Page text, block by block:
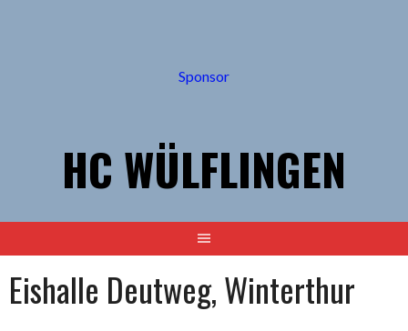
Sponsor
HC WÜLFLINGEN
Eishalle Deutweg, Winterthur